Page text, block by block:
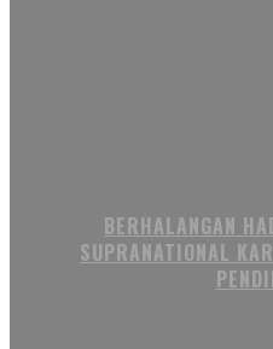
BERHALANGAN
SUPRANATIONAL